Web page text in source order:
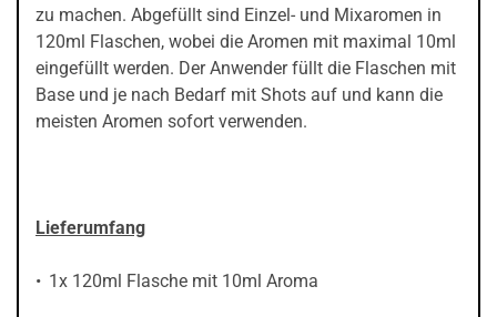
zu machen. Abgefüllt sind Einzel- und Mixaromen in
120ml Flaschen, wobei die Aromen mit maximal 10ml
eingefüllt werden. Der Anwender füllt die Flaschen mit
Base und je nach Bedarf mit Shots auf und kann die
meisten Aromen sofort verwenden.
Lieferumfang
1x 120ml Flasche mit 10ml Aroma